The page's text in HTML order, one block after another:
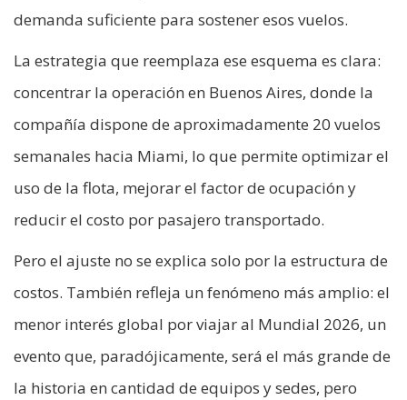
demanda suficiente para sostener esos vuelos.
La estrategia que reemplaza ese esquema es clara:
concentrar la operación en Buenos Aires, donde la
compañía dispone de aproximadamente 20 vuelos
semanales hacia Miami, lo que permite optimizar el
uso de la flota, mejorar el factor de ocupación y
reducir el costo por pasajero transportado.
Pero el ajuste no se explica solo por la estructura de
costos. También refleja un fenómeno más amplio: el
menor interés global por viajar al Mundial 2026, un
evento que, paradójicamente, será el más grande de
la historia en cantidad de equipos y sedes, pero